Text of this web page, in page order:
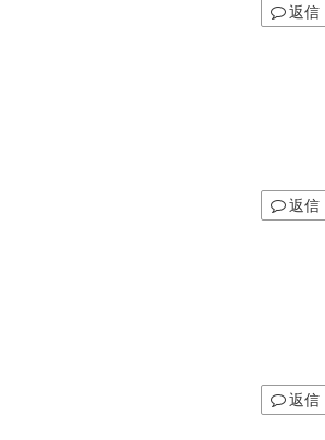
返信
返信
返信